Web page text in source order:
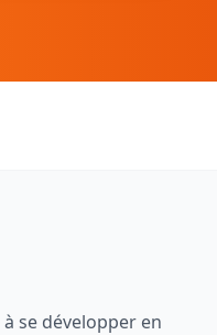
se développer en